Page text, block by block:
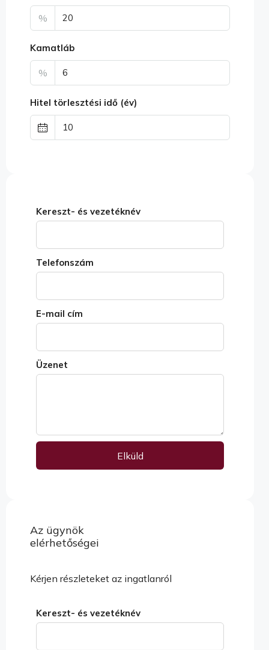
%
Kamatláb
%
Hitel törlesztési idő (év)
Kereszt- és vezetéknév
Telefonszám
E-mail cím
Üzenet
Elküld
Az ügynök
elérhetőségei
Kérjen részleteket az ingatlanról
Kereszt- és vezetéknév